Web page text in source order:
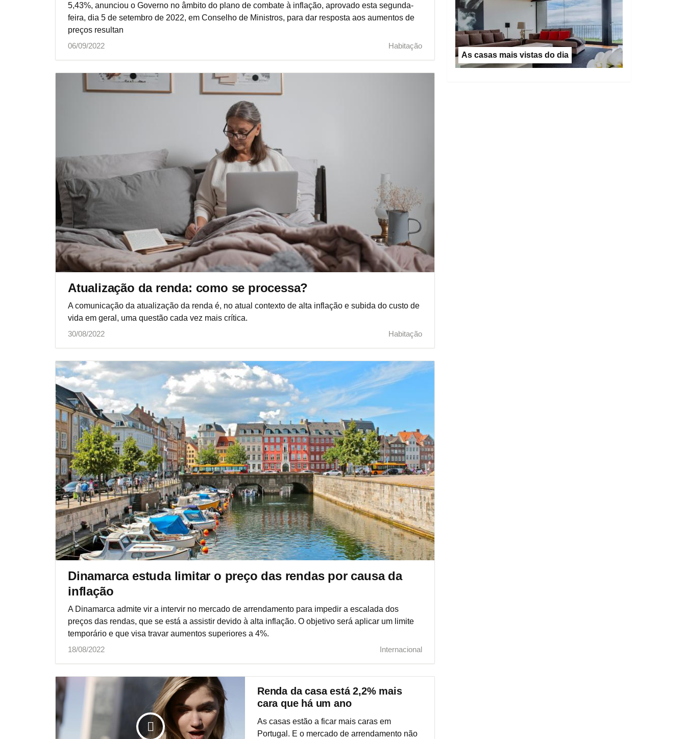
5,43%, anunciou o Governo no âmbito do plano de combate à inflação, aprovado esta segunda-
feira, dia 5 de setembro de 2022, em Conselho de Ministros, para dar resposta aos aumentos de
preços resultan
06/09/2022
Habitação
Atualização da renda: como se processa?
A comunicação da atualização da renda é, no atual contexto de alta inflação e subida do custo de
vida em geral, uma questão cada vez mais crítica.
30/08/2022
Habitação
Dinamarca estuda limitar o preço das rendas por causa da
inflação
A Dinamarca admite vir a intervir no mercado de arrendamento para impedir a escalada dos
preços das rendas, que se está a assistir devido à alta inflação. O objetivo será aplicar um limite
temporário e que visa travar aumentos superiores a 4%.
18/08/2022
Internacional
Renda da casa está 2,2% mais
cara que há um ano
As casas estão a ficar mais caras em
Portugal. E o mercado de arrendamento não
As casas mais vistas do dia